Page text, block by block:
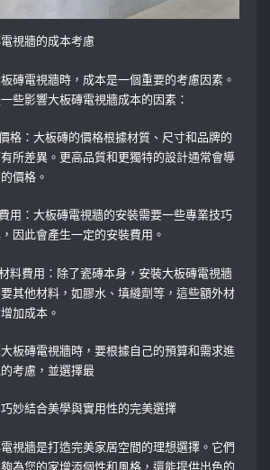
視牆的成本考慮
磚電視牆時，成本是一個重要的考慮因素。
些影響大板磚電視牆成本的因素：
格：大板磚的價格根據材質、尺寸和品牌的
所差異。更高品質和更獨特的設計通常會導
價格。
用：大板磚電視牆的安裝需要一些專業技巧
因此會產生一定的安裝費用。
料費用：除了瓷磚本身，安裝大板磚電視牆
其他材料，如膠水、填縫劑等，這些額外材
加成本。
板磚電視牆時，要根據自己的預算和需求進
考慮，並選擇最
妙結合美學與實用性的完美選擇
視牆是打造完美家居空間的理想選擇。它們
為您的家增添個性和風格，還能提供出色的